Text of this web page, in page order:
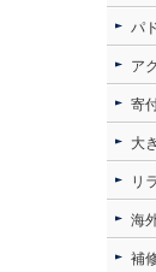
パ
ア
寄
大
リ
海
補